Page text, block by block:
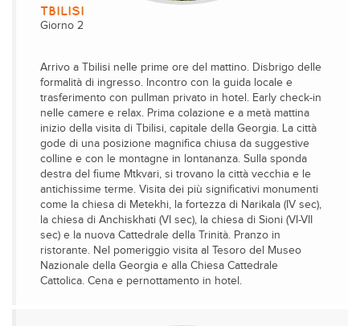
TBILISI
Giorno 2
Arrivo a Tbilisi nelle prime ore del mattino. Disbrigo delle
formalità di ingresso. Incontro con la guida locale e
trasferimento con pullman privato in hotel. Early check-in
nelle camere e relax. Prima colazione e a metà mattina
inizio della visita di Tbilisi, capitale della Georgia. La città
gode di una posizione magnifica chiusa da suggestive
colline e con le montagne in lontananza. Sulla sponda
destra del fiume Mtkvari, si trovano la città vecchia e le
antichissime terme. Visita dei più significativi monumenti
come la chiesa di Metekhi, la fortezza di Narikala (IV sec),
la chiesa di Anchiskhati (VI sec), la chiesa di Sioni (VI-VII
sec) e la nuova Cattedrale della Trinità. Pranzo in
ristorante. Nel pomeriggio visita al Tesoro del Museo
Nazionale della Georgia e alla Chiesa Cattedrale
Cattolica. Cena e pernottamento in hotel.